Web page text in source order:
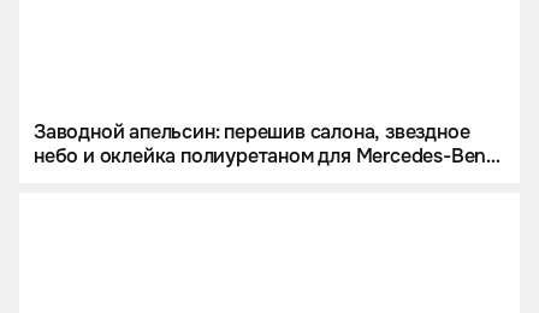
Заводной апельсин: перешив салона, звездное
небо и оклейка полиуретаном для Mercedes-Benz